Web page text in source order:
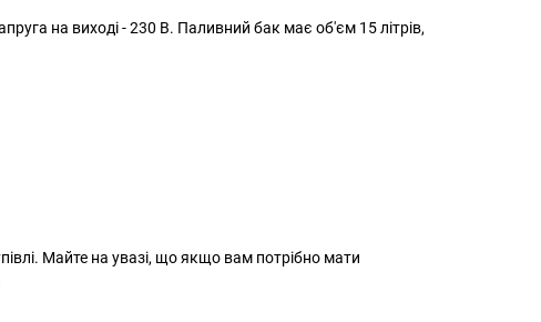
на виході - 230 В. Паливний бак має об'єм 15 літрів,
Майте на увазі, що якщо вам потрібно мати